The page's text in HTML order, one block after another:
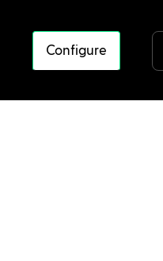
Configure